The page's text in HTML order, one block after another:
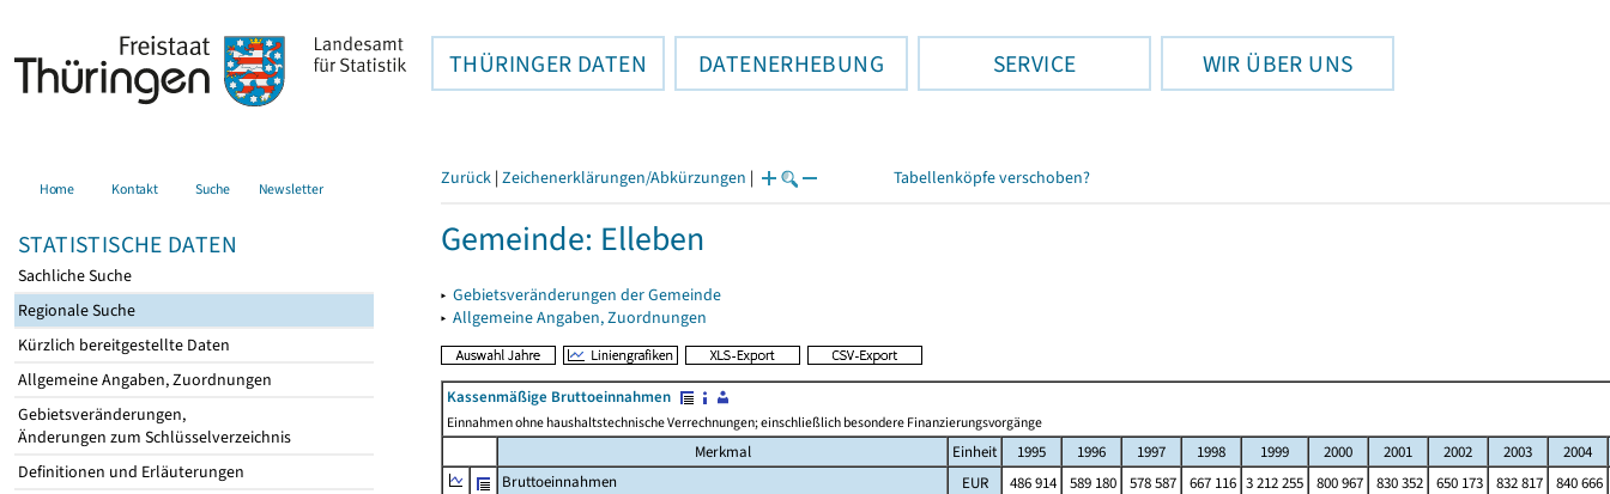
THÜRINGER DATEN DATENERHEBUNG SERVICE WIR ÜBER UNS
Home Kontakt Suche Newsletter
STATISTISCHE DATEN
Sachliche Suche
Regionale Suche
Kürzlich bereitgestellte Daten
Allgemeine Angaben, Zuordnungen
Gebietsveränderungen,
Änderungen zum Schlüsselverzeichnis
Definitionen und Erläuterungen
Zurück | Zeichenerklärungen/Abkürzungen | Tabellenköpfe verschoben?
Gemeinde: Elleben
▸ Gebietsveränderungen der Gemeinde
▸ Allgemeine Angaben, Zuordnungen
Kassenmäßige Bruttoeinnahmen
Einnahmen ohne haushaltstechnische Verrechnungen; einschließlich besondere Finanzierungsvorgänge
Merkmal Einheit 1995 1996 1997 1998 1999 2000 2001 2002 2003
2004
Bruttoeinnahmen
EUR 486 914 589 180 578 587 667 116 3 212 255 800 967 830 352 650 173 832 817
840 666